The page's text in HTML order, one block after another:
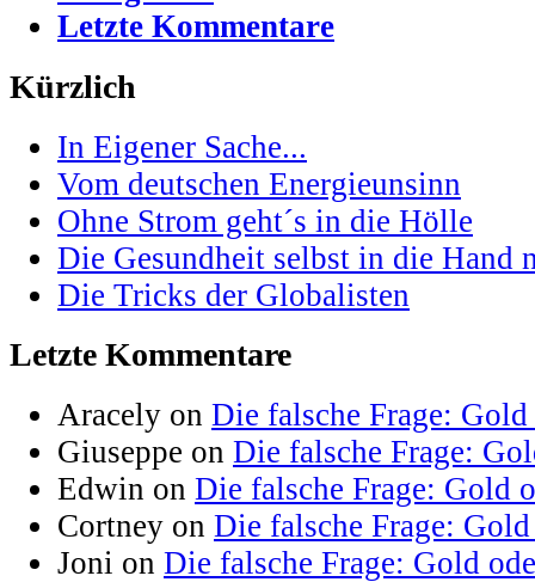
Letzte Kommentare
Kürzlich
In Eigener Sache...
Vom deutschen Energieunsinn
Ohne Strom geht´s in die Hölle
Die Gesundheit selbst in die Hand
Die Tricks der Globalisten
Letzte Kommentare
Aracely on Die falsche Frage:
Giuseppe on Die falsche Frage:
Edwin on Die falsche Frage: Gold
Cortney on Die falsche Frage:
Joni on Die falsche Frage: Gold